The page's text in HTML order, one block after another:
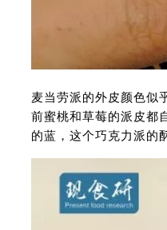
麦当劳派的外皮颜色似
前蜜桃和草莓的派皮都
的蓝，这个巧克力派的